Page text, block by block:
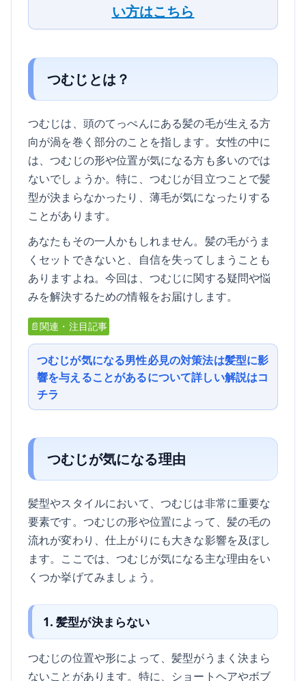
い方はこちら
つむじとは？
つむじは、頭のてっぺんにある髪の毛が生える方
向が渦を巻く部分のことを指します。女性の中に
は、つむじの形や位置が気になる方も多いのでは
ないでしょうか。特に、つむじが目立つことで髪
型が決まらなかったり、薄毛が気になったりする
ことがあります。
あなたもその一人かもしれません。髪の毛がうま
くセットできないと、自信を失ってしまうことも
ありますよね。今回は、つむじに関する疑問や悩
みを解決するための情報をお届けします。
📄関連・注目記事
つむじが気になる男性必見の対策法は髪型に影
響を与えることがあるについて詳しい解説はコ
チラ
つむじが気になる理由
髪型やスタイルにおいて、つむじは非常に重要な
要素です。つむじの形や位置によって、髪の毛の
流れが変わり、仕上がりにも大きな影響を及ぼし
ます。ここでは、つむじが気になる主な理由をい
くつか挙げてみましょう。
1. 髪型が決まらない
つむじの位置や形によって、髪型がうまく決まら
ないことがあります。特に、ショートヘアやボブ